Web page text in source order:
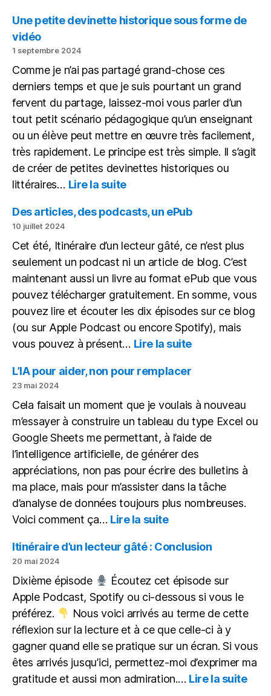
l’IA,
tout
le
monde
à
égalité
Une petite devinette historique sous forme de
vidéo
1 septembre 2024
Comme je n’ai pas partagé grand-chose ces
derniers temps et que je suis pourtant un grand
fervent du partage, laissez-moi vous parler d’un
tout petit scénario pédagogique qu’un enseignant
ou un élève peut mettre en œuvre très facilement,
très rapidement. Le principe est très simple. Il s’agit
de créer de petites devinettes historiques ou
littéraires… Lire la suite:
petite
sous
forme
de
vidéo
Des articles, des podcasts, un ePub
10 juillet 2024
Cet été, Itinéraire d’un lecteur gâté, ce n’est plus
seulement un podcast ni un article de blog. C’est
maintenant aussi un livre au format ePub que vous
pouvez télécharger gratuitement. En somme, vous
pouvez lire et écouter les dix épisodes sur ce blog
(ou sur Apple Podcast ou encore Spotify), mais
vous pouvez à présent… Lire la suite:
articles,
un
ePub
L’IA pour aider, non pour remplacer
23 mai 2024
Cela faisait un moment que je voulais à nouveau
m’essayer à construire un tableau du type Excel ou
Google Sheets me permettant, à l’aide de
l’intelligence artificielle, de générer des
appréciations, non pas pour écrire des bulletins à
ma place, mais pour m’assister dans la tâche
d’analyse de données toujours plus nombreuses.
Voici comment ça… Lire la suite:
pour
pour
remplacer
Itinéraire d’un lecteur gâté : Conclusion
20 mai 2024
Dixième épisode
Écoutez cet épisode sur
Apple Podcast, Spotify ou ci-dessous si vous le
préférez.
Nous voici arrivés au terme de cette
réflexion sur la lecture et à ce que celle-ci à y
gagner quand elle se pratique sur un écran. Si vous
êtes arrivés jusqu’ici, permettez-moi d’exprimer ma
gratitude et aussi mon admiration.… Lire la suite: